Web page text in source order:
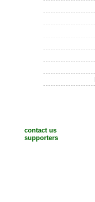
contact us
supporters